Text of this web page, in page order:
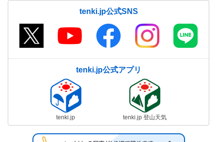
tenki.jp公式SNS
tenki.jp公式アプリ
tenki.jp tenki.jp 登山天気